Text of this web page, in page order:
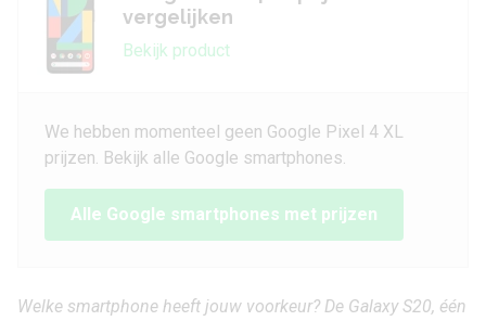
vergelijken
Bekijk product
We hebben momenteel geen Google Pixel 4 XL
prijzen. Bekijk alle Google smartphones.
Alle Google smartphones met prijzen
Welke smartphone heeft jouw voorkeur? De Galaxy S20, één